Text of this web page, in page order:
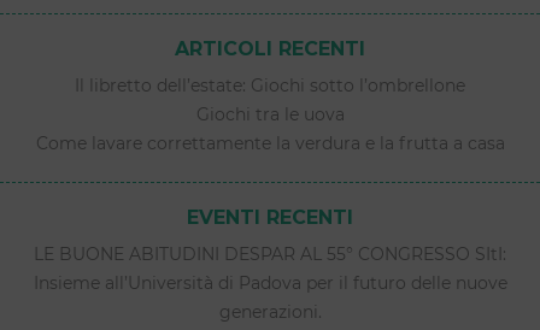
ARTICOLI RECENTI
Il libretto dell’estate: Giochi sotto l’ombrellone
Giochi tra le uova
Come lavare correttamente la verdura e la frutta a casa
EVENTI RECENTI
LE BUONE ABITUDINI DESPAR AL 55° CONGRESSO SItI:
Insieme all’Università di Padova per il futuro delle nuove
generazioni.